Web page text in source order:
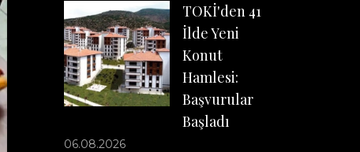
TOKİ'den 41
İlde Yeni
Konut
Hamlesi:
Başvurular
Başladı
06.08.2026